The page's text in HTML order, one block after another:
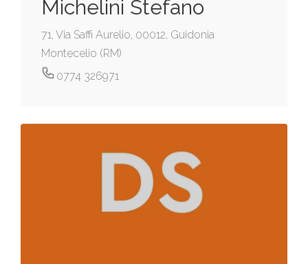
Michelini Stefano
71, Via Saffi Aurelio, 00012, Guidonia
Montecelio (RM)
0774 326971